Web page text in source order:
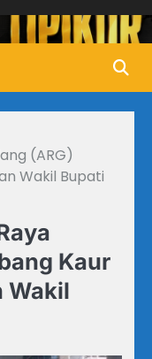
(ARG)
Wakil Bupati
Kaur
Wakil